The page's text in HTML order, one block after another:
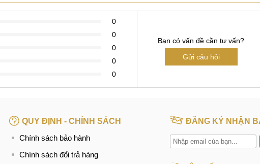
0
0
0
0
0
Bạn có vấn đề cần tư vấn?
Gửi câu hỏi
QUY ĐỊNH - CHÍNH SÁCH
Chính sách bảo hành
Chính sách đổi trả hàng
ĐĂNG KÝ NHẬN